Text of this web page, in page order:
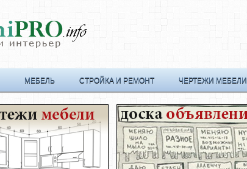
МЕБЕЛЬ СТРОЙКА И РЕМОНТ ЧЕРТЕЖИ МЕБЕЛИ